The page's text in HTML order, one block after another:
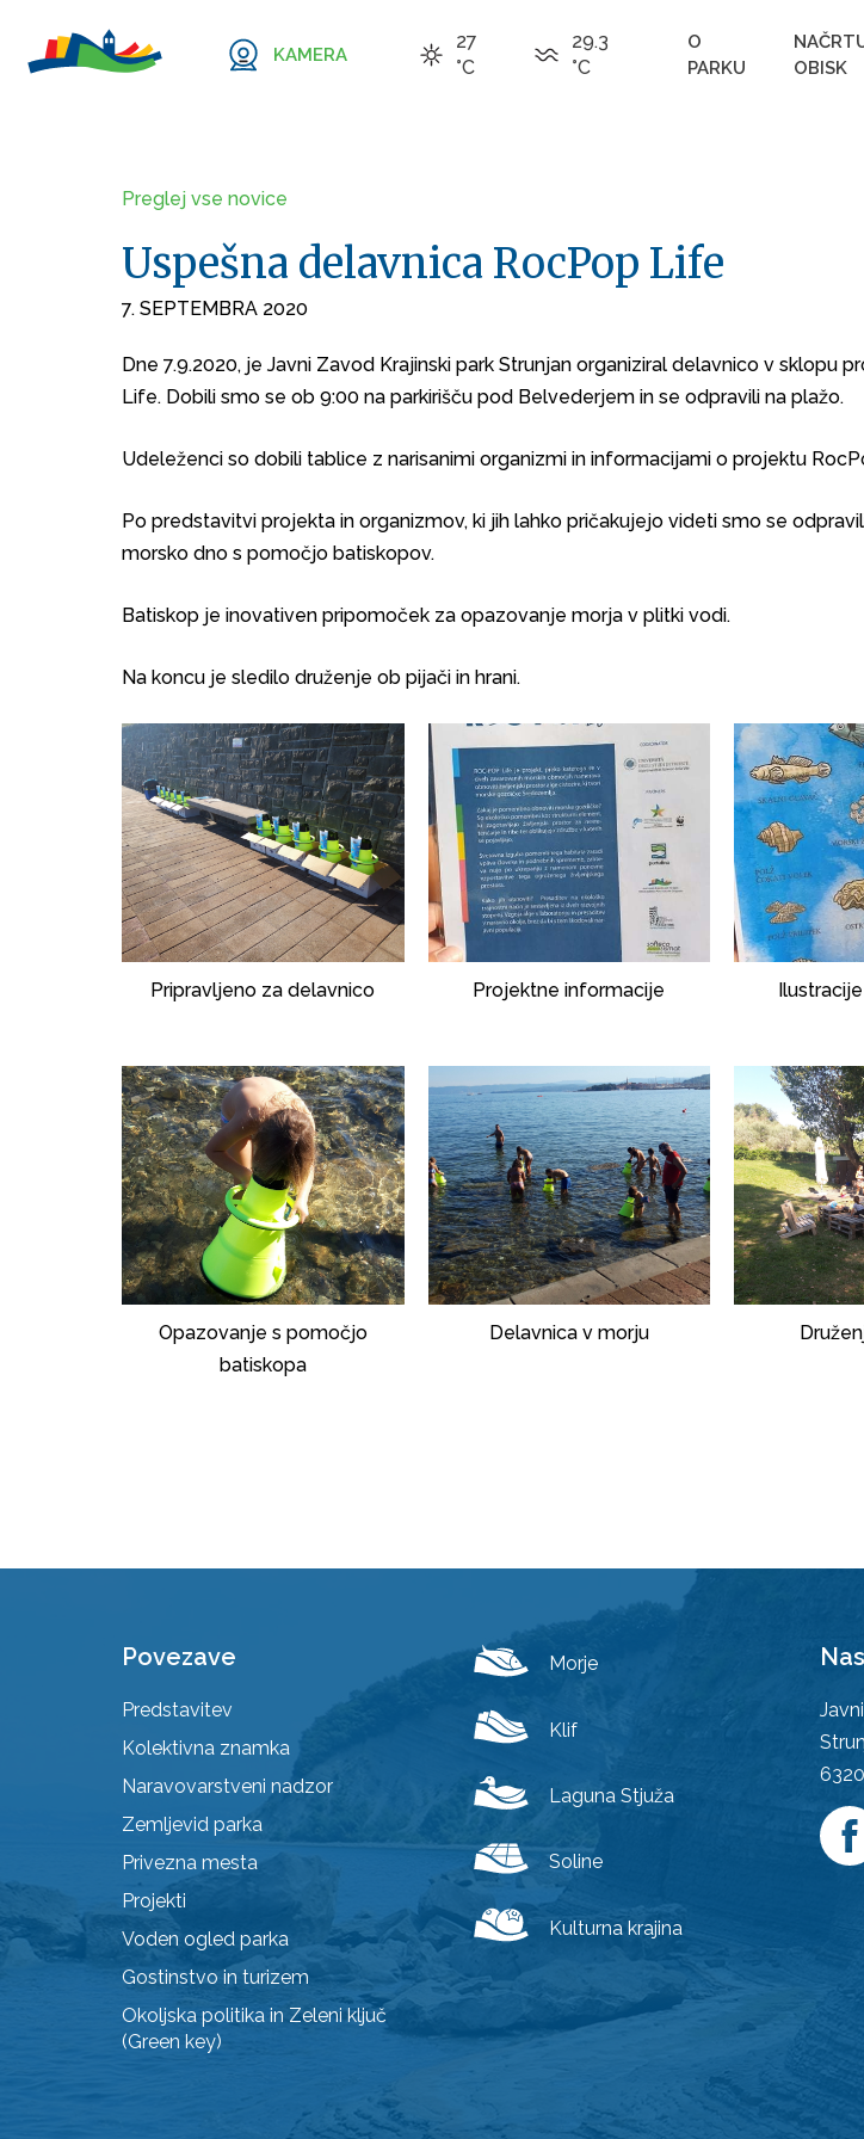
KAMERA
27
°C
29.3
°C
O
PARKU
OBISK
Preglej vse novice
Uspešna delavnica RocPop Life
7. SEPTEMBRA 2020
Dne 7.9.2020, je Javni Zavod Krajinski park Strunjan organiziral delavnico v sklopu
Life. Dobili smo se ob 9:00 na parkirišču pod Belvederjem in se odpravili na plažo.
Udeleženci so dobili tablice z narisanimi organizmi in informacijami o projektu
Po predstavitvi projekta in organizmov, ki jih lahko pričakujejo videti smo se
morsko dno s pomočjo batiskopov.
Batiskop je inovativen pripomoček za opazovanje morja v plitki vodi.
Na koncu je sledilo druženje ob pijači in hrani.
Pripravljeno za delavnico Projektne informacije
Opazovanje s pomočjo
batiskopa
Delavnica v morju
Povezave
Predstavitev
Kolektivna znamka
Naravovarstveni nadzor
Zemljevid parka
Privezna mesta
Projekti
Voden ogled parka
Gostinstvo in turizem
Okoljska politika in Zeleni ključ
(Green key)
Morje
Klif
Laguna Stjuža
Soline
Kulturna krajina
6320